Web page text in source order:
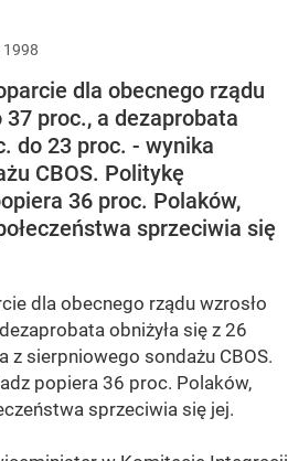
1998
dla obecnego rządu
37 proc., a dezaprobata
do 23 proc. - wynika
CBOS. Politykę
36 proc. Polaków,
sprzeciwia się
dla obecnego rządu wzrosło
obniżyła się z 26
z sierpniowego sondażu CBOS.
popiera 36 proc. Polaków,
sprzeciwia się jej.